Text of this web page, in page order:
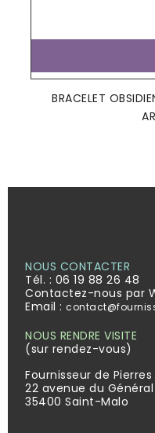
BRACELET
NOUS CONTACTER
Tél. : 06 19 88 26 48
Contactez-nous par
Email :
NOUS RENDRE VISITE
(sur rendez-vous)
Fournisseur de Pierres
22 avenue du Général
35400 Saint-Malo